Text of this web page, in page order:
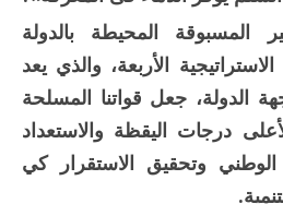
المحيطة بالدولة
الأربعة، والذي يعد
الدولة، جعل قواتنا المسلحة
درجات اليقظة والاستعداد
الوطني وتحقيق الاستقرار كي